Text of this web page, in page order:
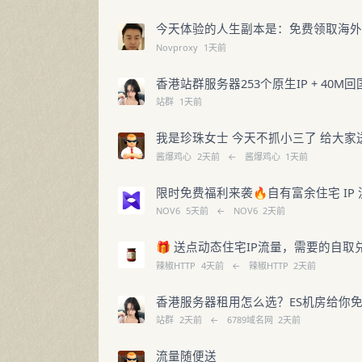
今天体验的人生副本是：免费领取海
Novproxy 1天前
香港站群服务器253个原生IP + 40M回
站群 1天前
我是珍珠女士 今天不抓小三了 给大家
酱爆鸡心 2天前 ← 酱爆鸡心 1天前
限时免费福利来袭🔥自有富余住宅 IP
NOV6 5天前 ← NOV6 2天前
🎁 送点动态住宅IP流量，需要的自取
辣椒HTTP 4天前 ← 辣椒HTTP 2天前
香港服务器租用怎么选？ES机房给你
站群 2天前 ← 6789域名网 2天前
流量随便送